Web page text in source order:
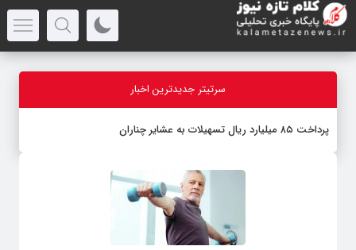
سرتیتر جدیدترین اخبار
پرداخت ۸۵ میلیارد ریال تسهیلات به عشایر چناران